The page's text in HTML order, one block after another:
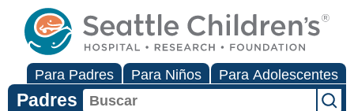
Para Padres Para Niños Para Adolescentes
Padres